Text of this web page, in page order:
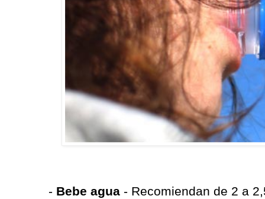
- Bebe agua - Recomiendan de 2 a